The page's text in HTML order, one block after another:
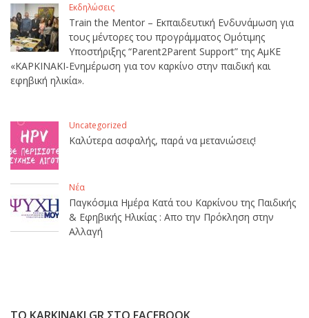
Εκδηλώσεις
Train the Mentor – Εκπαιδευτική Ενδυνάμωση για
τους μέντορες του προγράμματος Ομότιμης
Υποστήριξης “Parent2Parent Support” της ΑμΚΕ
«ΚΑΡΚΙΝΑΚΙ-Ενημέρωση για τον καρκίνο στην παιδική και
εφηβική ηλικία».
Uncategorized
Καλύτερα ασφαλής, παρά να μετανιώσεις!
Νέα
Παγκόσμια Ημέρα Κατά του Καρκίνου της Παιδικής
& Εφηβικής Ηλικίας : Απο την Πρόκληση στην
Αλλαγή
ΤΟ KARKINAKI.GR ΣΤΟ FACEBOOK